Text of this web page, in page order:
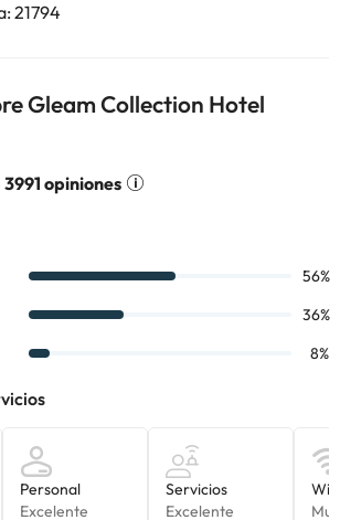
21794
Gleam Collection Hotel
3991 opiniones